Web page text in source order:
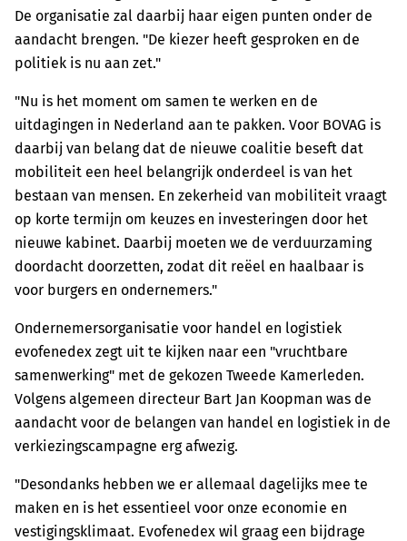
De organisatie zal daarbij haar eigen punten onder de
aandacht brengen. "De kiezer heeft gesproken en de
politiek is nu aan zet."
"Nu is het moment om samen te werken en de
uitdagingen in Nederland aan te pakken. Voor BOVAG is
daarbij van belang dat de nieuwe coalitie beseft dat
mobiliteit een heel belangrijk onderdeel is van het
bestaan van mensen. En zekerheid van mobiliteit vraagt
op korte termijn om keuzes en investeringen door het
nieuwe kabinet. Daarbij moeten we de verduurzaming
doordacht doorzetten, zodat dit reëel en haalbaar is
voor burgers en ondernemers."
Ondernemersorganisatie voor handel en logistiek
evofenedex zegt uit te kijken naar een "vruchtbare
samenwerking" met de gekozen Tweede Kamerleden.
Volgens algemeen directeur Bart Jan Koopman was de
aandacht voor de belangen van handel en logistiek in de
verkiezingscampagne erg afwezig.
"Desondanks hebben we er allemaal dagelijks mee te
maken en is het essentieel voor onze economie en
vestigingsklimaat. Evofenedex wil graag een bijdrage